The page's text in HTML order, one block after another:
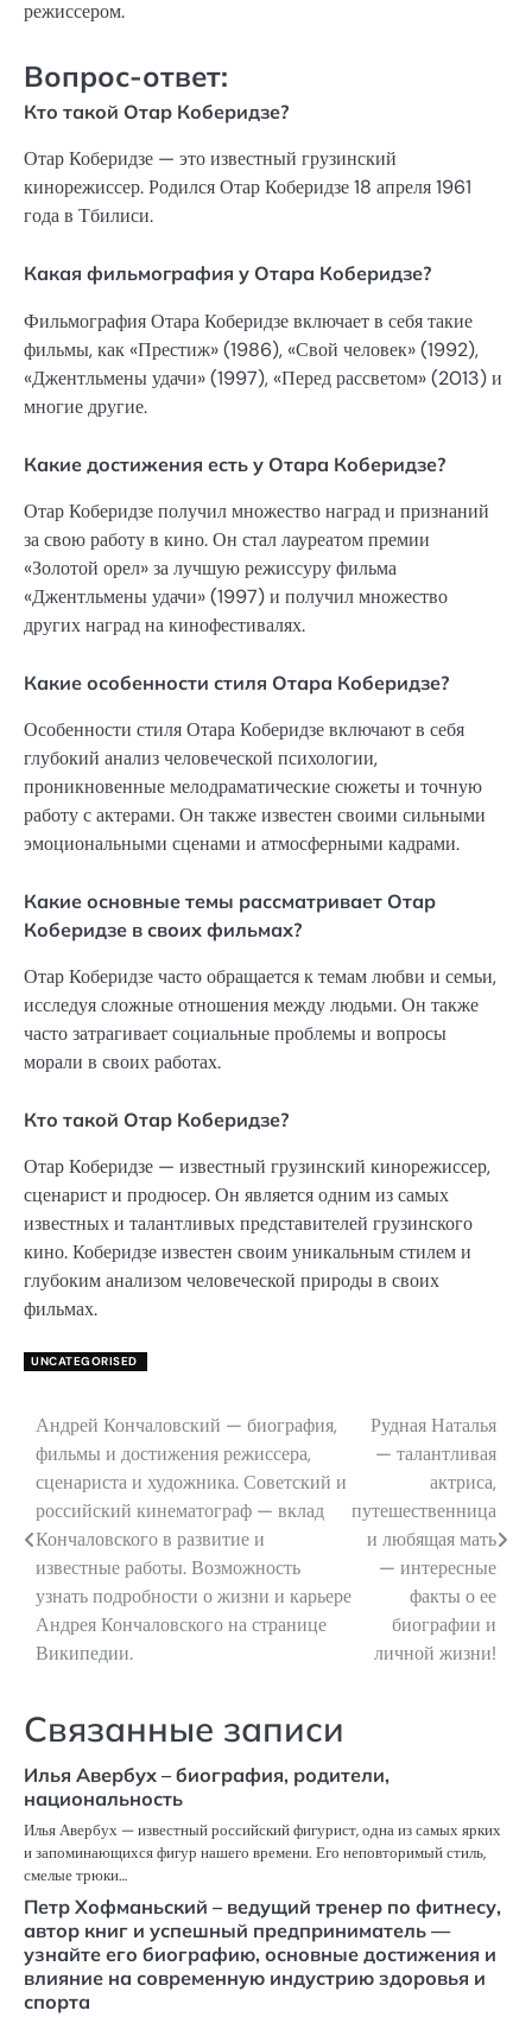
режиссером.
Вопрос-ответ:
Кто такой Отар Коберидзе?
Отар Коберидзе — это известный грузинский
кинорежиссер. Родился Отар Коберидзе 18 апреля 1961
года в Тбилиси.
Какая фильмография у Отара Коберидзе?
Фильмография Отара Коберидзе включает в себя такие
фильмы, как «Престиж» (1986), «Свой человек» (1992),
«Джентльмены удачи» (1997), «Перед рассветом» (2013) и
многие другие.
Какие достижения есть у Отара Коберидзе?
Отар Коберидзе получил множество наград и признаний
за свою работу в кино. Он стал лауреатом премии
«Золотой орел» за лучшую режиссуру фильма
«Джентльмены удачи» (1997) и получил множество
других наград на кинофестивалях.
Какие особенности стиля Отара Коберидзе?
Особенности стиля Отара Коберидзе включают в себя
глубокий анализ человеческой психологии,
проникновенные мелодраматические сюжеты и точную
работу с актерами. Он также известен своими сильными
эмоциональными сценами и атмосферными кадрами.
Какие основные темы рассматривает Отар
Коберидзе в своих фильмах?
Отар Коберидзе часто обращается к темам любви и семьи,
исследуя сложные отношения между людьми. Он также
часто затрагивает социальные проблемы и вопросы
морали в своих работах.
Кто такой Отар Коберидзе?
Отар Коберидзе — известный грузинский кинорежиссер,
сценарист и продюсер. Он является одним из самых
известных и талантливых представителей грузинского
кино. Коберидзе известен своим уникальным стилем и
глубоким анализом человеческой природы в своих
фильмах.
UNCATEGORISED
Навигация
по
записям
Андрей Кончаловский — биография,
фильмы и достижения режиссера,
сценариста и художника. Советский и
российский кинематограф — вклад
Кончаловского в развитие и
известные работы. Возможность
узнать подробности о жизни и карьере
Андрея Кончаловского на странице
Википедии.
Рудная Наталья
— талантливая
актриса,
путешественница
и любящая мать
— интересные
факты о ее
биографии и
личной жизни!
Связанные записи
Илья Авербух – биография, родители,
национальность
Илья Авербух — известный российский фигурист, одна из самых ярких
и запоминающихся фигур нашего времени. Его неповторимый стиль,
смелые трюки…
Петр Хофманьский – ведущий тренер по фитнесу,
автор книг и успешный предприниматель —
узнайте его биографию, основные достижения и
влияние на современную индустрию здоровья и
спорта